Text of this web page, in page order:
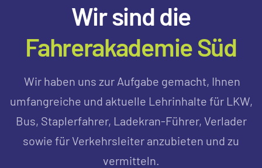
Wir sind die
Fahrerakademie Süd
Wir haben uns zur Aufgabe gemacht, Ihnen
umfangreiche und aktuelle Lehrinhalte für LKW,
Bus, Staplerfahrer, Ladekran-Führer, Verlader
sowie für Verkehrsleiter anzubieten und zu
vermitteln.